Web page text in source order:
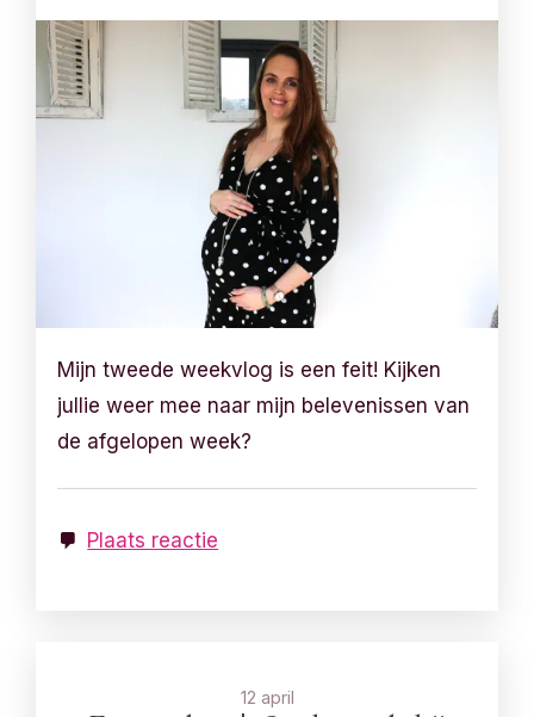
Mijn tweede weekvlog is een feit! Kijken
jullie weer mee naar mijn belevenissen van
de afgelopen week?
Plaats reactie
12 april